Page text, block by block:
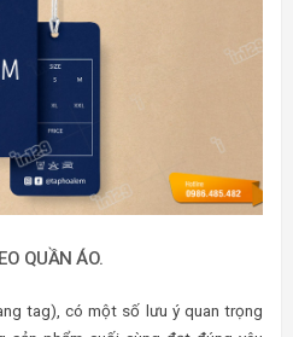
QUẦN ÁO.
tag), có một số lưu ý quan trọng